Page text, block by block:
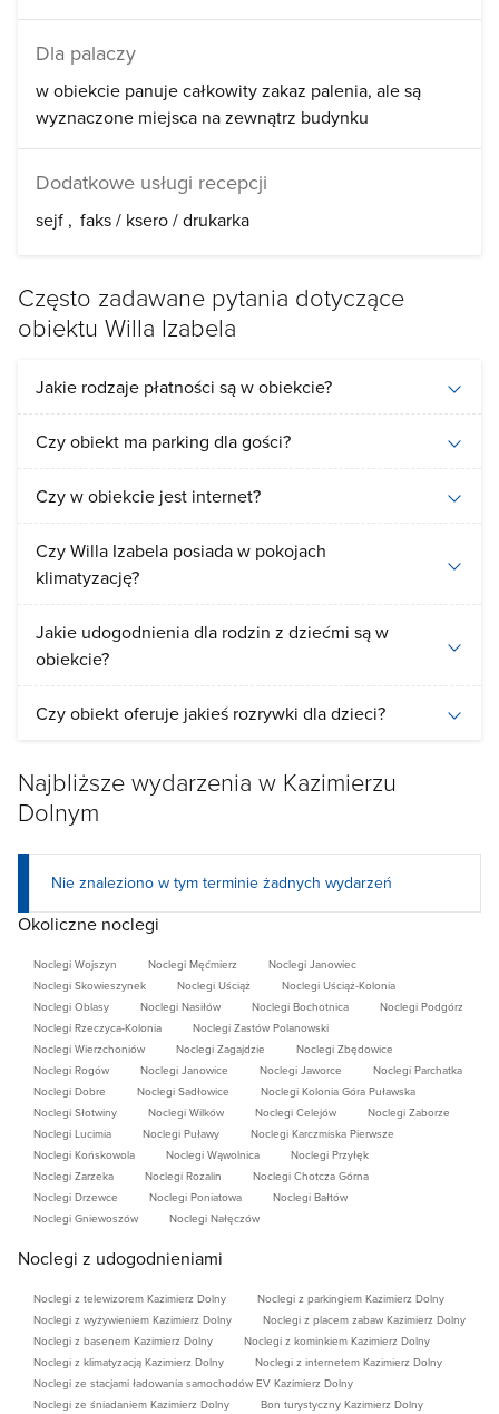
Dla palaczy
w obiekcie panuje całkowity zakaz palenia, ale są
wyznaczone miejsca na zewnątrz budynku
Dodatkowe usługi recepcji
sejf faks / ksero / drukarka
Często zadawane pytania dotyczące
obiektu Willa Izabela
Jakie rodzaje płatności są w obiekcie?
Czy obiekt ma parking dla gości?
Czy w obiekcie jest internet?
Czy Willa Izabela posiada w pokojach
klimatyzację?
Jakie udogodnienia dla rodzin z dziećmi są w
obiekcie?
Czy obiekt oferuje jakieś rozrywki dla dzieci?
Najbliższe wydarzenia w Kazimierzu
Dolnym
Nie znaleziono w tym terminie żadnych wydarzeń
Okoliczne noclegi
Noclegi Wojszyn Noclegi Męćmierz
Noclegi Janowiec
Noclegi Skowieszynek
Noclegi Uściąż
Noclegi Uściąż-Kolonia
Noclegi Oblasy
Noclegi Nasiłów Noclegi Bochotnica
Noclegi Podgórz
Noclegi Rzeczyca-Kolonia
Noclegi Zastów Polanowski
Noclegi Wierzchoniów
Noclegi Zagajdzie
Noclegi Zbędowice
Noclegi Rogów
Noclegi Janowice Noclegi Jaworce
Noclegi Parchatka
Noclegi Dobre
Noclegi Sadłowice
Noclegi Kolonia Góra Puławska
Noclegi Słotwiny
Noclegi Wilków Noclegi Celejów
Noclegi Zaborze
Noclegi Lucimia
Noclegi Puławy
Noclegi Karczmiska Pierwsze
Noclegi Końskowola
Noclegi Wąwolnica
Noclegi Przyłęk
Noclegi Zarzeka
Noclegi Rozalin
Noclegi Chotcza Górna
Noclegi Drzewce
Noclegi Poniatowa
Noclegi Bałtów
Noclegi Gniewoszów
Noclegi Nałęczów
Noclegi z udogodnieniami
Noclegi z telewizorem Kazimierz Dolny
Noclegi z parkingiem Kazimierz Dolny
Noclegi z wyżywieniem Kazimierz Dolny
Noclegi z placem zabaw Kazimierz Dolny
Noclegi z basenem Kazimierz Dolny
Noclegi z kominkiem Kazimierz Dolny
Noclegi z klimatyzacją Kazimierz Dolny
Noclegi z internetem Kazimierz Dolny
Noclegi ze stacjami ładowania samochodów EV Kazimierz Dolny
Noclegi ze śniadaniem Kazimierz Dolny
Bon turystyczny Kazimierz Dolny